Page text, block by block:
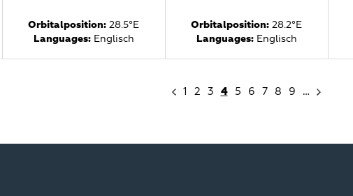
Orbitalposition: 28.5°E
Languages:Englisch
Orbitalposition: 28.2°E
Languages:Englisch
1 2 3 4 5 6 7 8 9 …